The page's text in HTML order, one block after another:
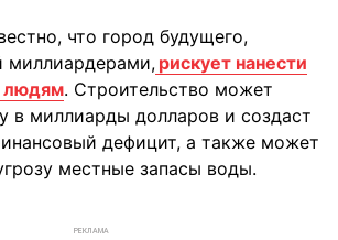
что город будущего,
миллиардерами, рискует нанести
людям. Строительство может
в миллиарды долларов и создаст
дефицит, а также может
местные запасы воды.
РЕКЛАМА